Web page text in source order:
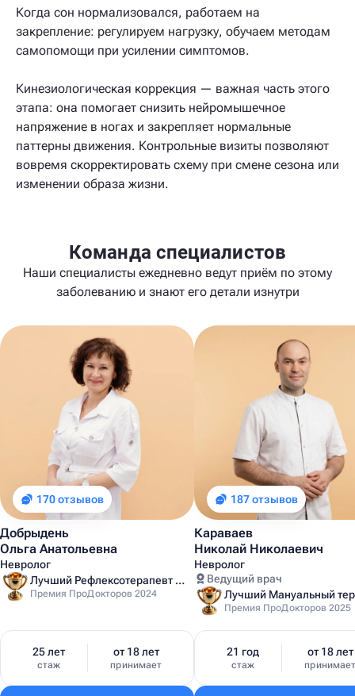
Когда сон нормализовался, работаем на
закрепление: регулируем нагрузку, обучаем методам
самопомощи при усилении симптомов.
Кинезиологическая коррекция — важная часть этого
этапа: она помогает снизить нейромышечное
напряжение в ногах и закрепляет нормальные
паттерны движения. Контрольные визиты позволяют
вовремя скорректировать схему при смене сезона или
изменении образа жизни.
Команда специалистов
Наши специалисты ежедневно ведут приём по этому
заболеванию и знают его детали изнутри
170 отзывов
Добрыдень
Ольга Анатольевна
Невролог
Лучший Рефлексотерапевт Санкт-Петербурга
Премия ПроДокторов 2024
25 лет
стаж
от 18 лет
принимает
187 отзывов
Караваев
Николай Николаевич
Невролог
Ведущий врач
Премия ПроДокторов 2025
21 год
стаж
от 18 лет
принимает